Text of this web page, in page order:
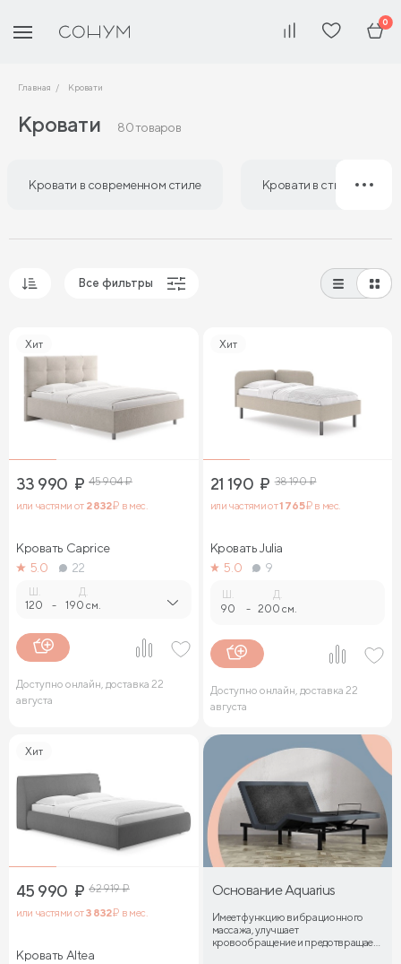
0
Главная Кровати
Кровати 80 товаров
Кровати в современном стиле Кровати в стиле лофт
Сначала дорогие
Все фильтры
Хит
33 990 ₽ 45 904₽
или частями от 2 832₽ в мес.
Кровать Caprice
5.0
22
Ш.
120 -
Д.
190 см.
Доступно онлайн, доставка 22
августа
Хит
21 190 ₽ 38 190₽
или частями от1 765₽ в мес.
Кровать Julia
5.0
9
Ш.
90 -
Д.
200 см.
Доступно онлайн, доставка 22
августа
Хит
45 990 ₽ 62 919₽
или частями от3 832₽ в мес.
Кровать Altea
Основание Aquarius
Имеет функцию вибрационного
массажа, улучшает
кровообращение и предотвращает